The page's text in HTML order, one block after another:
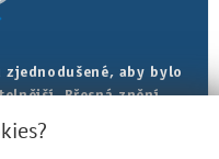
zjednodušené, aby bylo
Přesná znění